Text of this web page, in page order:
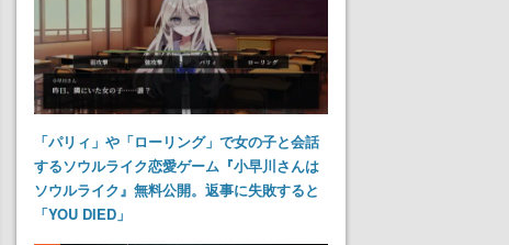
「パリィ」や「ローリング」で女の子と会話
するソウルライク恋愛ゲーム『小早川さんは
ソウルライク』無料公開。返事に失敗すると
「YOU DIED」